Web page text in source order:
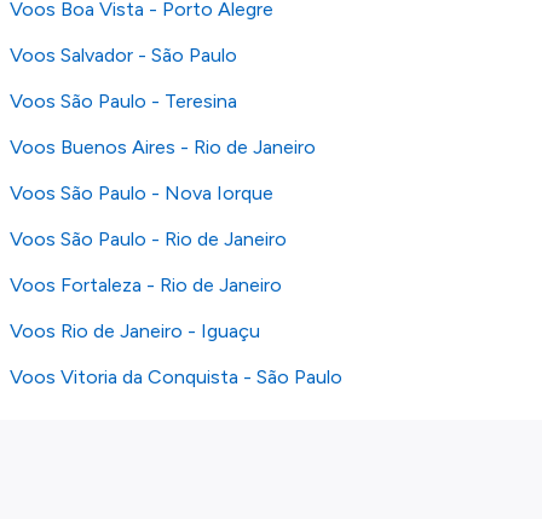
Voos Boa Vista - Porto Alegre
Voos Salvador - São Paulo
Voos São Paulo - Teresina
Voos Buenos Aires - Rio de Janeiro
Voos São Paulo - Nova Iorque
Voos São Paulo - Rio de Janeiro
Voos Fortaleza - Rio de Janeiro
Voos Rio de Janeiro - Iguaçu
Voos Vitoria da Conquista - São Paulo